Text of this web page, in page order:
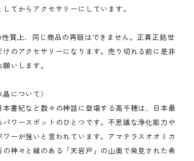
してからアクセサリーにしています。
性質上、同じ商品の再販はできません。正真正銘世
けのアクセサリーになります。売り切れる前に是非
いします。
晶について〉
本書紀など数々の神話に登場する高千穂は、日本最
パワースポットのひとつです。不思議な浄化能力や
ワーが強いと言われています。アマテラスオオミカ
の神々と縁のある「天岩戸」の山奥で発見された希